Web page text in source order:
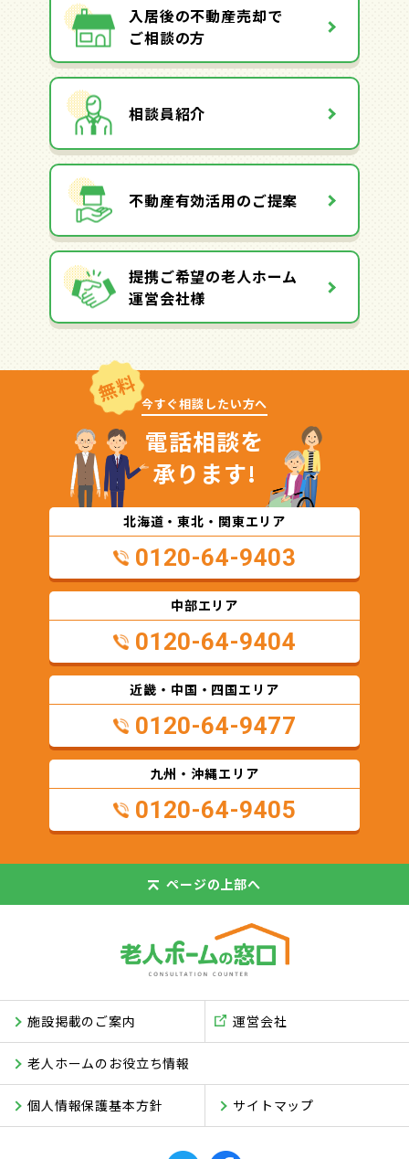
入居後の不動産売却で
ご相談の方
相談員紹介
不動産有効活用のご提案
提携ご希望の老人ホーム
運営会社様
無料 今すぐ相談したい方へ
電話相談を
承ります!
北海道・東北・関東エリア
0120-64-9403
中部エリア
0120-64-9404
近畿・中国・四国エリア
0120-64-9477
九州・沖縄エリア
0120-64-9405
ページの 上部へ
施設掲載のご案内
老人ホームのお役立ち情報
サイトマップ
運営会社
個人情報保護基本方針